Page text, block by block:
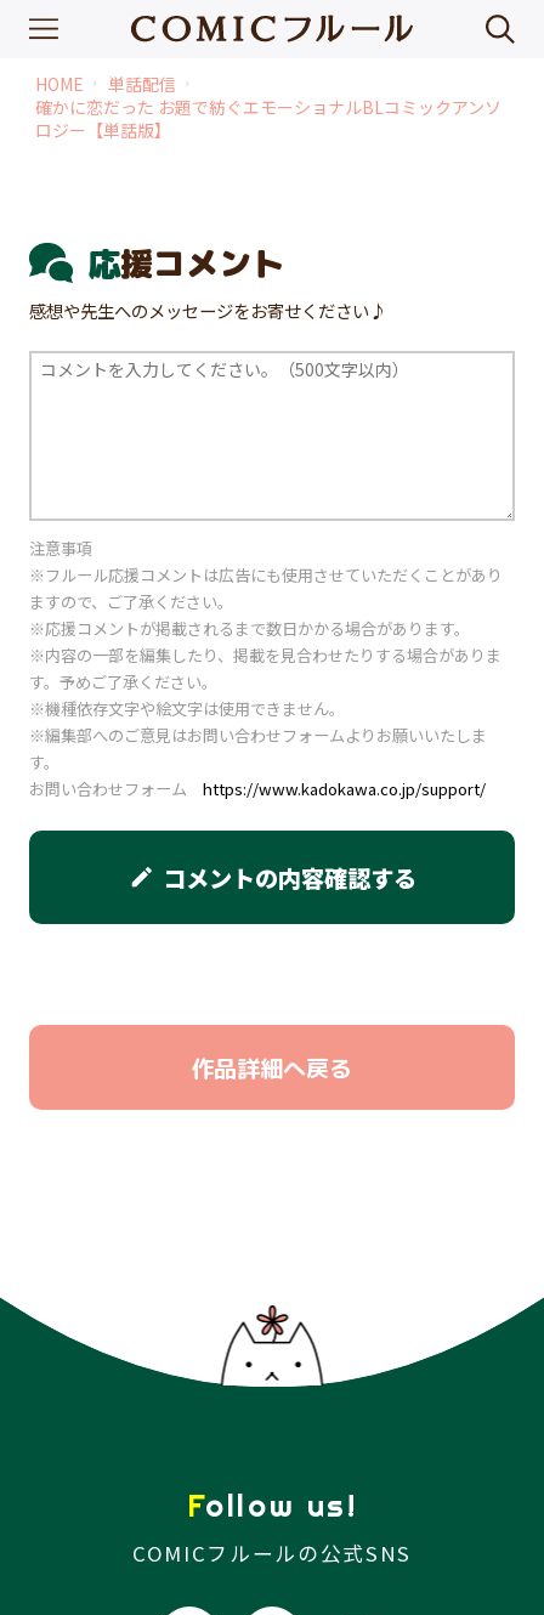
HOME chevron_right 単話配信 chevron_right
確かに恋だった お題で紡ぐエモーショナルBLコミックアンソ
ロジー【単話版】
応援コメント
感想や先生へのメッセージをお寄せください♪
注意事項
※フルール応援コメントは広告にも使用させていただくことがあり
ますので、ご了承ください。
※応援コメントが掲載されるまで数日かかる場合があります。
※内容の一部を編集したり、掲載を見合わせたりする場合がありま
す。予めご了承ください。
※機種依存文字や絵文字は使用できません。
※編集部へのご意見はお問い合わせフォームよりお願いいたしま
す。
お問い合わせフォーム https://www.kadokawa.co.jp/support/
edit コメントの内容確認する
作品詳細へ戻る
Follow us!
COMICフルールの公式SNS